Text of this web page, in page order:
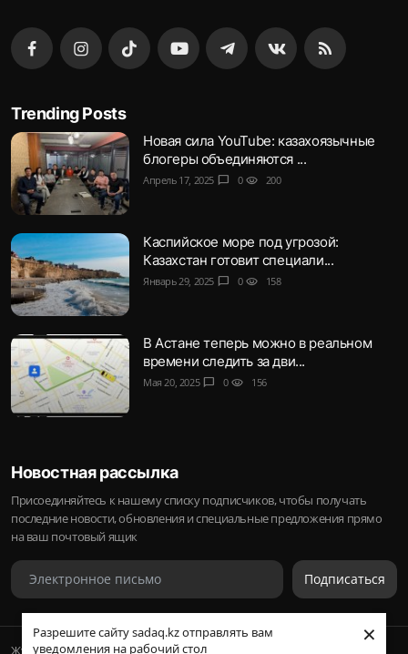
Разрешите сайту sadaq.kz отправлять вам
уведомления на рабочий стол
×
Trending Posts
Новая сила YouTube: казахоязычные
блогеры объединяются ...
Апрель 17, 2025 chat_bubble 0 visibility 200
Каспийское море под угрозой:
Казахстан готовит специали...
Январь 29, 2025 chat_bubble 0 visibility 158
В Астане теперь можно в реальном
времени следить за дви...
Мая 20, 2025 chat_bubble 0 visibility 156
Новостная рассылка
Присоединяйтесь к нашему списку подписчиков, чтобы получать
последние новости, обновления и специальные предложения прямо
на ваш почтовый ящик
Подписаться
Журнал Sadaq © 2023-2024 Inc.